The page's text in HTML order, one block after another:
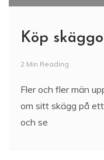
Köp
2 Min Reading
Fler och fler män
om sitt skägg på
och se